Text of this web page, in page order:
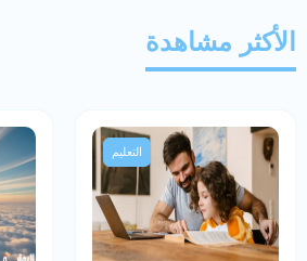
الأكثر مشاهدة
التعليم